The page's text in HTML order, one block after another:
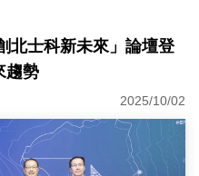
北士科新未來」論壇登
趨勢
2025/10/02